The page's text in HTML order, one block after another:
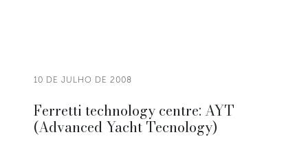
10 DE JULHO DE 2008
Ferretti technology centre: AYT
(Advanced Yacht Tecnology)